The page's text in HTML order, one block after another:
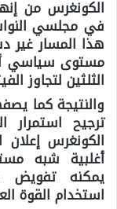
الكونغرس من
في مجلسي
هذا المسار غير
مستوى سياسي
الثلثين لتجاوز
والنتيجة كما
ترجيح استمرار
الكونغرس إعلان
أغلبية شبه
يمكنه تفويض
استخدام القوة